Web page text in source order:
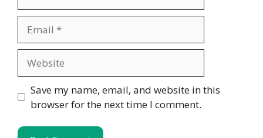
Save my name, email, and website in this
browser for the next time I comment.